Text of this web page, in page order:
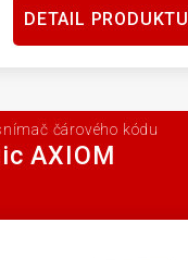
DETAIL PRODUKTU
čárového kódu
AXIOM